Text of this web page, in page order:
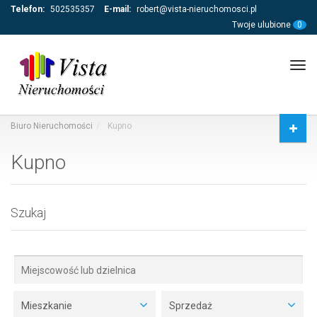
Telefon: 502535357 E-mail: robert@vista-nieruchomosci.pl
Twoje ulubione
0
Biuro Nieruchomości Kupno
Kupno
Szukaj
Mieszkanie Sprzedaż